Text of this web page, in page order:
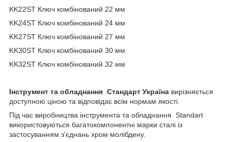
KK22ST Ключ комбінований 22 мм
KK24ST Ключ комбінований 24 мм
KK27ST Ключ комбінований 27 мм
KK30ST Ключ комбінований 30 мм
KK32ST Ключ комбінований 32 мм
Інструмент та обладнання Стандарт Україна вирізняється
доступною ціною та відповідає всім нормам якості.
Під час виробництва інструмента та обладнання Standart
використовуються багатокомпонентні марки сталі із
застосуванням з'єднань хром молібдену.